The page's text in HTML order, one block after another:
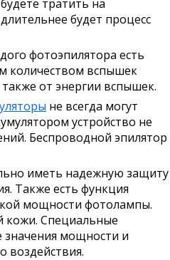
тратить на
будет процесс
фотоэпилятора есть
количеством вспышек
от энергии вспышек.
не всегда могут
устройство не
Беспроводной эпилятор
иметь надежную защиту
Также есть функция
мощности фотолампы.
кожи. Специальные
мощности и